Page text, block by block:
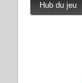
Hub du jeu